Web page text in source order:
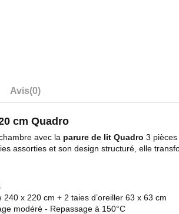
Avis(0)
cm Quadro
avec la parure de lit Quadro 3
assorties et son design structuré, elle
240 x 220 cm + 2 taies d’oreiller 63 x 63 cm
modéré - Repassage à 150°C